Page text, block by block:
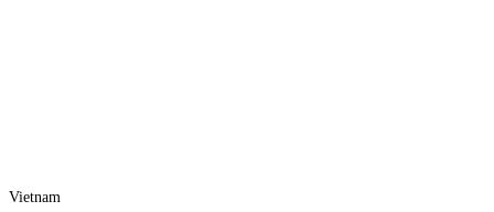
Vietnam